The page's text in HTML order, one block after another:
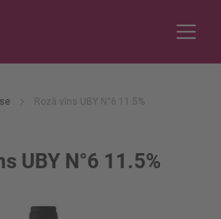
Rozā vīns UBY N°6 11.5%
UBY N°6 11.5%